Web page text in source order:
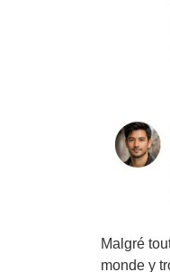
Malgré
monde y